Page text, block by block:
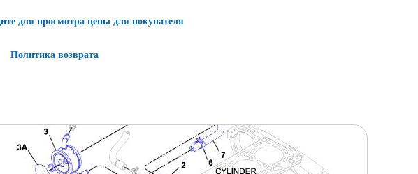
для просмотра цены для покупателя
Политика возврата